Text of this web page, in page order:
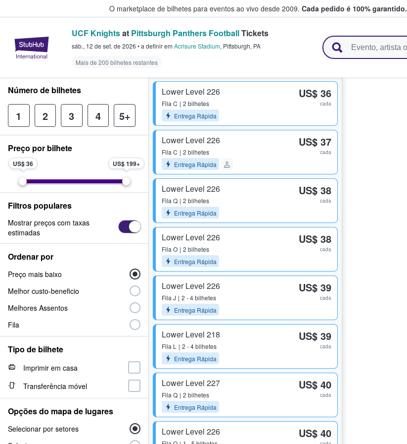
O marketplace de bilhetes para eventos ao vivo desde 2009. Cada pedido é 100% garantido.
StubHub – onde os fãs compram e vendem bilhetes
UCF Knightsat Pittsburgh Panthers FootballTickets
sáb., 12 de set. de 2026 •a definirem Acrisure Stadium, Pittsburgh, PA
Mais de 200 bilhetes restantes
Lower Level 226
Fila C
2 bilhetes
Entrega Rápida
US$ 36
cada
Lower Level 226
Fila C
2 bilhetes
Entrega Rápida
US$ 37
cada
Lower Level 226
Fila Q
2 bilhetes
Entrega Rápida
US$ 38
cada
Lower Level 226
Fila O
2 bilhetes
Entrega Rápida
US$ 38
cada
Lower Level 226
Fila J
2 - 4 bilhetes
Entrega Rápida
US$ 39
cada
Lower Level 218
Fila L
2 - 4 bilhetes
Entrega Rápida
US$ 39
cada
Lower Level 227
Fila Q
2 bilhetes
Entrega Rápida
US$ 40
cada
Lower Level 226 US$ 40
Número de bilhetes
1 2 3 4 5+
Preço por bilhete
US$ 36 US$ 199
Filtros populares
Mostrar preços com taxas
estimadas
Ordenar por
Preço mais baixo
Melhor custo-beneficio
Melhores Assentos
Fila
Tipo de bilhete
Imprimir em casa
Transferência móvel
Opções do mapa de lugares
Selecionar por setores